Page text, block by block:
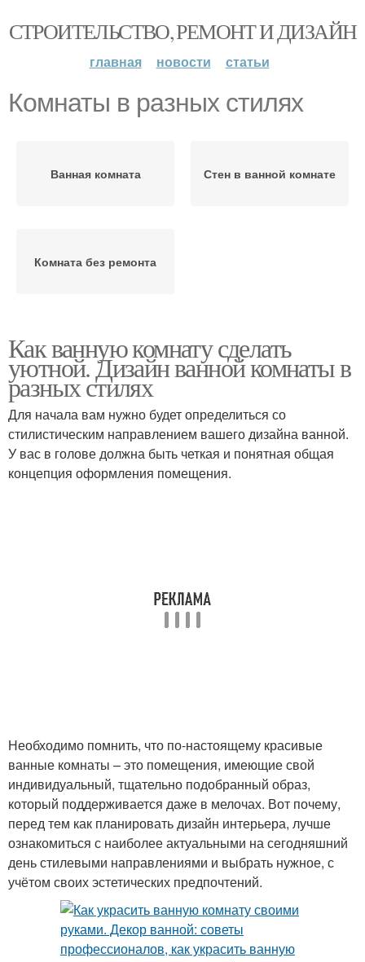
СТРОИТЕЛЬСТВО, РЕМОНТ И ДИЗАЙН
главная новости статьи
Комнаты в разных стилях
Ванная комната Стен в ванной комнате
Комната без ремонта
Как ванную комнату сделать
уютной. Дизайн ванной комнаты в
разных стилях
Для начала вам нужно будет определиться со
стилистическим направлением вашего дизайна ванной.
У вас в голове должна быть четкая и понятная общая
концепция оформления помещения.
Необходимо помнить, что по-настоящему красивые
ванные комнаты – это помещения, имеющие свой
индивидуальный, тщательно подобранный образ,
который поддерживается даже в мелочах. Вот почему,
перед тем как планировать дизайн интерьера, лучше
ознакомиться с наиболее актуальными на сегодняшний
день стилевыми направлениями и выбрать нужное, с
учётом своих эстетических предпочтений.